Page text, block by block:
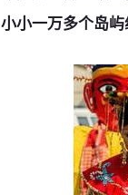
小小一万多个岛屿